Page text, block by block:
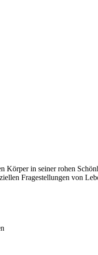
in seiner rohen
Fragestellungen von